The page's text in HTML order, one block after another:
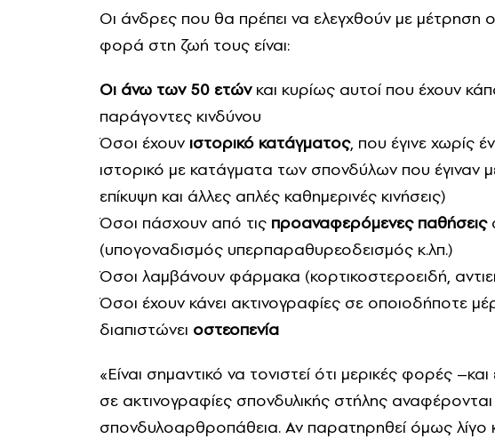
Οι άνδρες που θα πρέπει να ελεγχθούν με μέτρηση
φορά στη ζωή τους είναι:
Οι άνω των 50 ετώνκαι κυρίως αυτοί που έχουν
παράγοντες κινδύνου
Όσοι έχουν ιστορικό κατάγματος, που έγινε χωρίς
ιστορικό με κατάγματα των σπονδύλων που έγιναν
επίκυψη και άλλες απλές καθημερινές κινήσεις)
Όσοι πάσχουν από τις προαναφερόμενες παθήσεις
(υπογοναδισμός υπερπαραθυρεοδεισμός κ.λπ.)
Όσοι λαμβάνουν φάρμακα (κορτικοστεροειδή,
Όσοι έχουν κάνει ακτινογραφίες σε οποιοδήποτε
διαπιστώνει οστεοπενία
«Είναι σημαντικό να τονιστεί ότι μερικές φορές
σε ακτινογραφίες σπονδυλικής στήλης
σπονδυλοαρθροπάθεια. Αν παρατηρηθεί όμως λίγο